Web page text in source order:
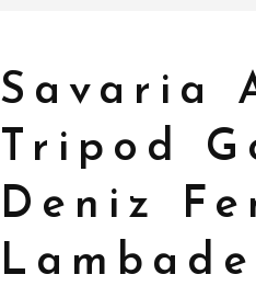
Savaria
Tripod
Deniz